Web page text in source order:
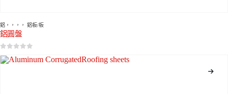
鋁 ，，，， 鋁板/板
鋁圓盤